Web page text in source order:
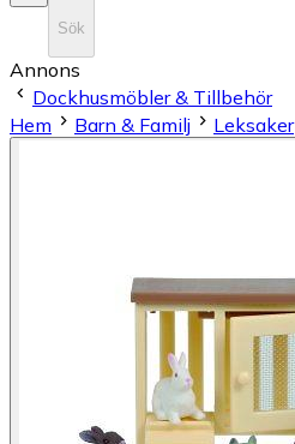
Sök
Annons
Dockhusmöbler & Tillbehör
Hem
Barn & Familj Leksaker